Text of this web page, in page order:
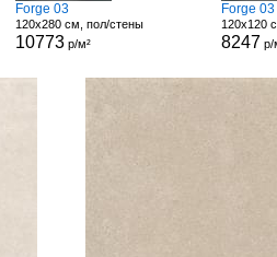
Forge 03
120x280 см, пол/стены
10773 р/м²
Forge
120x120
8247 р/